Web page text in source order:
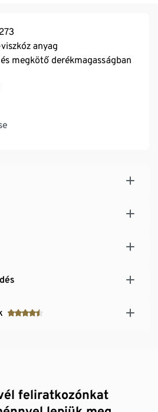
anyag
megkötő derékmagasságban
feliratkozónkat